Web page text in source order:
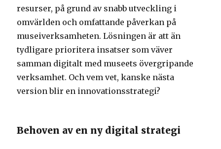
resurser, på grund av snabb utveckling i
omvärlden och omfattande påverkan på
museiverksamheten. Lösningen är att än
tydligare prioritera insatser som väver
samman digitalt med museets övergripande
verksamhet. Och vem vet, kanske nästa
version blir en innovationsstrategi?
Behoven av en ny digital strategi